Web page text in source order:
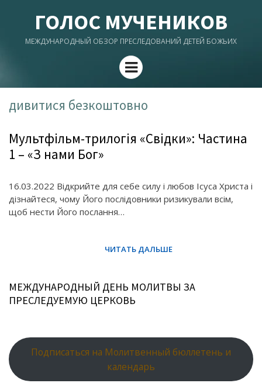
ГОЛОС МУЧЕНИКОВ
МЕЖДУНАРОДНЫЙ ОБЗОР ПРЕСЛЕДОВАНИЙ ДЕТЕЙ БОЖЬИХ
Menu
дивитися безкоштовно
Мультфільм-трилогія «Свідки»: Частина
1 – «З нами Бог»
16.03.2022 Відкрийте для себе силу і любов Ісуса Христа і
дізнайтеся, чому Його послідовники ризикували всім,
щоб нести Його послання…
МЕЖДУНАРОДНЫЙ ДЕНЬ МОЛИТВЫ ЗА
ПРЕСЛЕДУЕМУЮ ЦЕРКОВЬ
Подписаться на Молитвенный бюллетень и
календарь